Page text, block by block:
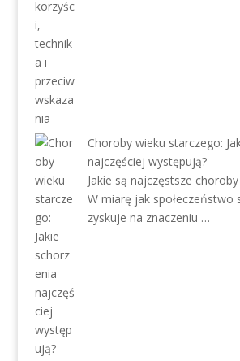
Choroby wieku starczego:
najczęściej występują?
Jakie są najczęstsze
W miarę jak społeczeństwo
zyskuje na znaczeniu …